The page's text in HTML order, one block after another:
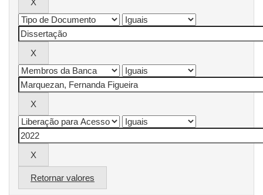
Retornar valores